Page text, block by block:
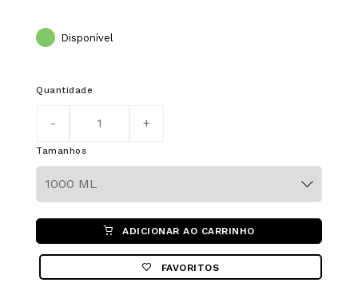
Disponível
Quantidade
Tamanhos
ADICIONAR AO CARRINHO
FAVORITOS